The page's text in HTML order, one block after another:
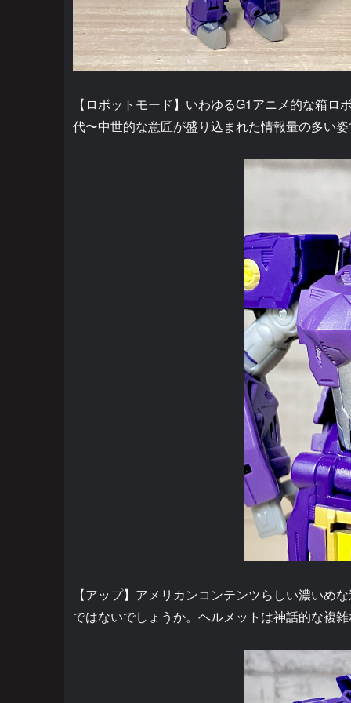
【ロボットモード】いわゆるG1アニメ的な箱
代〜中世的な意匠が盛り込まれた情報量の多い
【アップ】アメリカンコンテンツらしい濃いめ
ではないでしょうか。ヘルメットは神話的な複